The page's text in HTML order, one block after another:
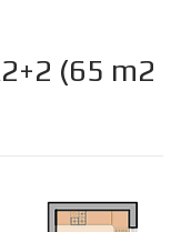
(65 m2